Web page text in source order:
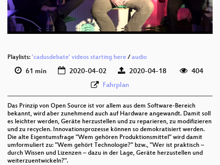
deu 576p (webm)
Playlists: 'cadusdebate' videos starting here /audio
61 min 2020-04-02 2020-04-18
404
Fahrplan
Das Prinzip von Open Source ist vor allem aus dem Software-Bereich
bekannt, wird aber zunehmend auch auf Hardware angewandt. Damit soll
es leichter werden, Geräte herzustellen und zu reparieren, zu modifizieren
und zu recyclen. Innovationsprozesse können so demokratisiert werden.
Die alte Eigentumsfrage "Wem gehören Produktionsmittel" wird damit
umformuliert zu: "Wem gehört Technologie?" bzw., "Wer ist praktisch –
durch Wissen und Lizenzen – dazu in der Lage, Geräte herzustellen und
weiterzuentwickeln?".